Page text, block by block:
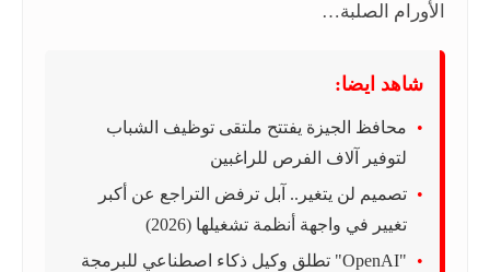
الأورام الصلبة…
شاهد ايضا:
محافظ الجيزة يفتتح ملتقى توظيف الشباب
لتوفير آلاف الفرص للراغبين
تصميم لن يتغير.. آبل ترفض التراجع عن أكبر
تغيير في واجهة أنظمة تشغيلها (2026)
"OpenAI" تطلق وكيل ذكاء اصطناعي للبرمجة